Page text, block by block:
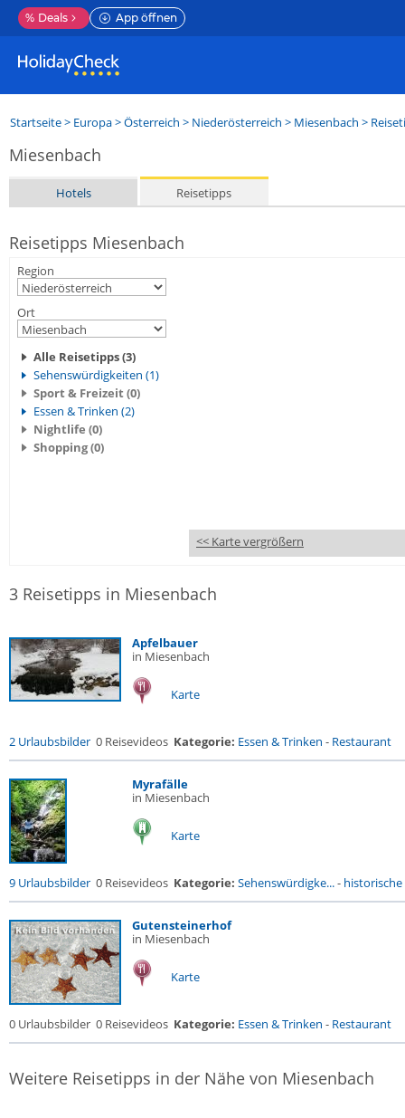
% Deals App öffnen
Startseite> Europa>Österreich > Niederösterreich > Miesenbach >
Miesenbach
Hotels Reisetipps
Reisetipps Miesenbach
Region
Ort
Alle Reisetipps (3)
Sehenswürdigkeiten (1)
Sport & Freizeit (0)
Essen & Trinken (2)
Nightlife (0)
Shopping (0)
<< Karte vergrößern
3 Reisetipps in Miesenbach
Apfelbauer
in Miesenbach
Karte
2 Urlaubsbilder 0 Reisevideos Kategorie: Essen & Trinken - Restaurant
Myrafälle
in Miesenbach
Karte
9 Urlaubsbilder 0 Reisevideos Kategorie: Sehenswürdigke...- historische
Gutensteinerhof
in Miesenbach
Karte
0 Urlaubsbilder 0 Reisevideos Kategorie: Essen & Trinken - Restaurant
Weitere Reisetipps in der Nähe von Miesenbach